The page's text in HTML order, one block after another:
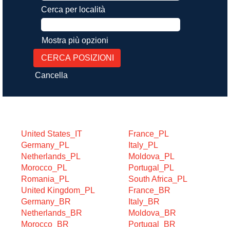
Cerca per località
Mostra più opzioni
Cancella
United States_IT
France_PL
Germany_PL
Italy_PL
Netherlands_PL
Moldova_PL
Morocco_PL
Portugal_PL
Romania_PL
South Africa_PL
United Kingdom_PL
France_BR
Germany_BR
Italy_BR
Netherlands_BR
Moldova_BR
Morocco_BR
Portugal_BR